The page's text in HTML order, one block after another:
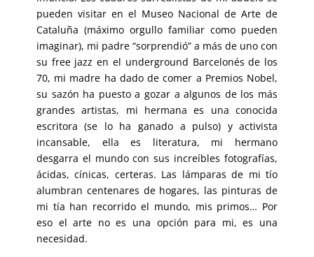
pueden visitar en el Museo Nacional de Arte de
Cataluña (máximo orgullo familiar como pueden
imaginar), mi padre “sorprendió” a más de uno con
su free jazz en el underground Barcelonés de los
70, mi madre ha dado de comer a Premios Nobel,
su sazón ha puesto a gozar a algunos de los más
grandes artistas, mi hermana es una conocida
escritora (se lo ha ganado a pulso) y activista
incansable, ella es literatura, mi hermano
desgarra el mundo con sus increíbles fotografías,
ácidas, cínicas, certeras. Las lámparas de mi tío
alumbran centenares de hogares, las pinturas de
mi tía han recorrido el mundo, mis primos… Por
eso el arte no es una opción para mi, es una
necesidad.